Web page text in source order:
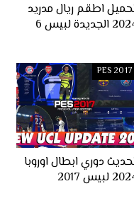
اطقم ريال مدريد
لبيس 6
PES 2017
دوري ابطال اوروبا
لبيس 2017